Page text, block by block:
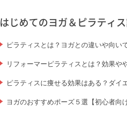
はじめてのヨガ＆ピラティ
ピラティスとは？ヨガとの違いや向い
リフォーマーピラティスとは？効果や
ピラティスに痩せる効果はある？ダイ
ヨガのおすすめポーズ５選【初心者向